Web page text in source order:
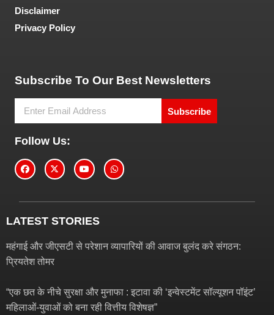
Disclaimer
Privacy Policy
Subscribe To Our Best Newsletters
Subscribe
Follow Us:
LATEST STORIES
महंगाई और जीएसटी से परेशान व्यापारियों की आवाज बुलंद करे संगठन:
प्रियतेश तोमर
“एक छत के नीचे सुरक्षा और मुनाफा : इटावा की ‘इन्वेस्टमेंट सॉल्यूशन पॉइंट’
महिलाओं-युवाओं को बना रही वित्तीय विशेषज्ञ”